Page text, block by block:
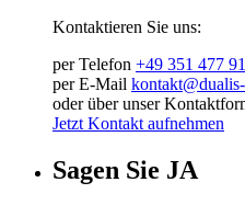
Kontaktieren Sie uns:
per Telefon +49 351 477
per E-Mail
oder über unser
Jetzt Kontakt aufnehmen
Sagen Sie JA